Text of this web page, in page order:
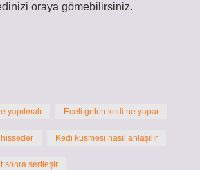
oraya gömebilirsiniz.
yapılmalı Eceli gelen kedi ne yapar
Kedi küsmesi nasıl anlaşılır
sonra sertleşir